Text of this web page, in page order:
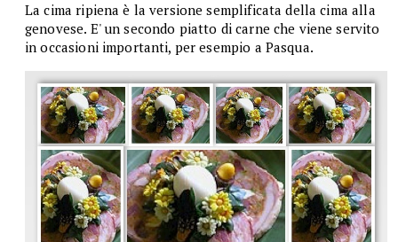
La cima ripiena è la versione semplificata della cima alla
genovese. E' un secondo piatto di carne che viene servito
in occasioni importanti, per esempio a Pasqua.